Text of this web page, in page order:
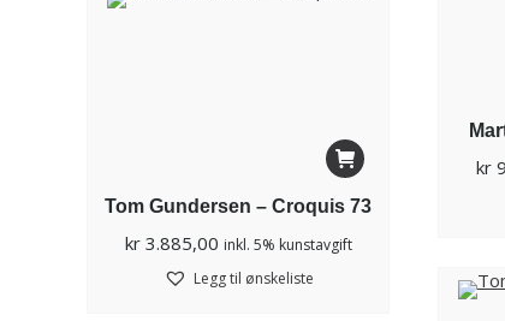
kr
Tom Gundersen – Croquis 73
kr3.885,00 inkl. 5% kunstavgift
Legg til ønskeliste